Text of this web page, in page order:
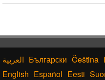
Български Čeština
English Español Eesti